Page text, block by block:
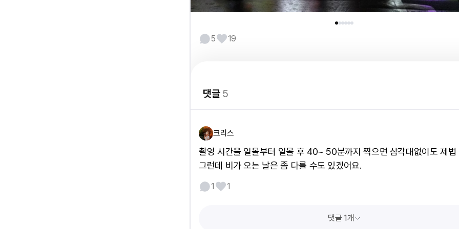
5 19
댓글5
크리스
촬영 시간을 일몰부터 일몰 후 40~ 50분까지 찍으면 삼각대없이도 제법
그런데 비가 오는 날은 좀 다를 수도 있겠어요.
1 1
댓글 1개